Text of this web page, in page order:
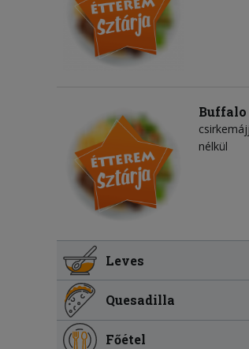
Buffalo
nélkül
Leves
Quesadilla
Főétel